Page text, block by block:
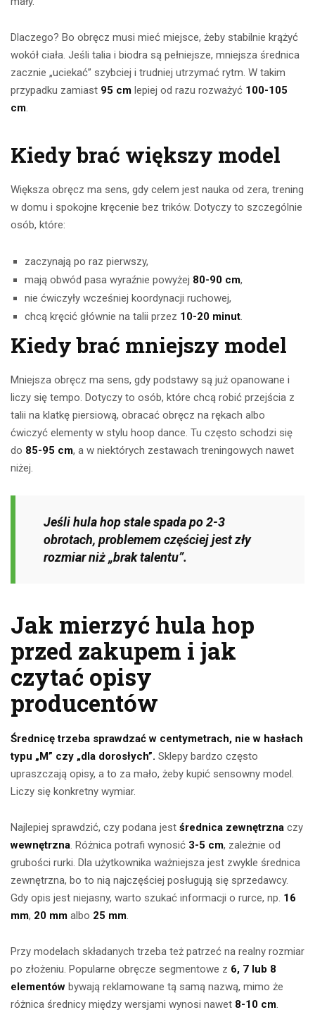
Dlaczego? Bo obręcz musi mieć miejsce, żeby stabilnie krążyć
wokół ciała. Jeśli talia i biodra są pełniejsze, mniejsza średnica
zacznie „uciekać” szybciej i trudniej utrzymać rytm. W takim
przypadku zamiast 95 cm lepiej od razu rozważyć 100-105
cm.
Kiedy brać większy model
Większa obręcz ma sens, gdy celem jest nauka od zera, trening
w domu i spokojne kręcenie bez trików. Dotyczy to szczególnie
osób, które:
zaczynają po raz pierwszy,
mają obwód pasa wyraźnie powyżej 80-90 cm,
nie ćwiczyły wcześniej koordynacji ruchowej,
chcą kręcić głównie na talii przez 10-20 minut.
Kiedy brać mniejszy model
Mniejsza obręcz ma sens, gdy podstawy są już opanowane i
liczy się tempo. Dotyczy to osób, które chcą robić przejścia z
talii na klatkę piersiową, obracać obręcz na rękach albo
ćwiczyć elementy w stylu hoop dance. Tu często schodzi się
do 85-95 cm, a w niektórych zestawach treningowych nawet
niżej.
Jeśli hula hop stale spada po 2-3
obrotach, problemem częściej jest zły
rozmiar niż „brak talentu”.
Jak mierzyć hula hop
przed zakupem i jak
czytać opisy
producentów
Średnicę trzeba sprawdzać w centymetrach, nie w hasłach
typu „M” czy „dla dorosłych”. Sklepy bardzo często
upraszczają opisy, a to za mało, żeby kupić sensowny model.
Liczy się konkretny wymiar.
Najlepiej sprawdzić, czy podana jest średnica zewnętrzna czy
wewnętrzna. Różnica potrafi wynosić 3-5 cm, zależnie od
grubości rurki. Dla użytkownika ważniejsza jest zwykle średnica
zewnętrzna, bo to nią najczęściej posługują się sprzedawcy.
Gdy opis jest niejasny, warto szukać informacji o rurce, np. 16
mm, 20 mm albo 25 mm.
Przy modelach składanych trzeba też patrzeć na realny rozmiar
po złożeniu. Popularne obręcze segmentowe z 6, 7 lub 8
elementów bywają reklamowane tą samą nazwą, mimo że
różnica średnicy między wersjami wynosi nawet 8-10 cm.